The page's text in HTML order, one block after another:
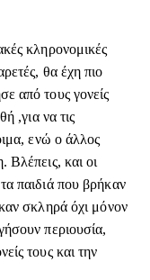
κληρονομικές
θα έχη πιο
από τους γονείς
,για να τις
ενώ ο άλλος
και οι
παιδιά που βρήκαν
σκληρά όχι μόνον
περιουσία,
τους και την